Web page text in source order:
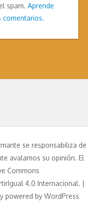
spam. Aprende
comentarios.
se responsabiliza de
avalamos su opinión. El
Commons
4.0 Internacional. |
powered by WordPress